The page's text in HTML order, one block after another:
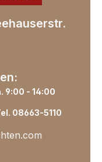
9:00 - 14:00
08663-5110